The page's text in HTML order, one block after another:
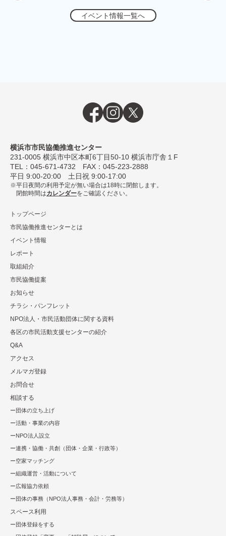
イベント情報一覧へ
横浜市市民協働推進センター
231-0005 横浜市中区本町6丁⽬50-10 横浜市庁舎１F
TEL： 045-671-4732 FAX：045-223-2888
平⽇ 9:00-20:00 ⼟⽇祝 9:00-17:00
平日夜間の利用予定が無い場合は18時に閉館します。
閉館時間はカレンダーをご確認ください。
トップページ
市民協働推進センターとは
イベント情報
レポート
取組紹介
市⺠協働提案
お知らせ
チラシ・パンフレット
NPO法⼈・市⺠活動団体に関する資料
各区の市⺠活動⽀援センターの紹介
Q&A
アクセス
メルマガ登録
お問合せ
相談する
団体の立ち上げ
活動・事業の内容
NPO法⼈設⽴
連携・協働・共創（団体・企業・⾏政等）
空家マッチング
組織運営・活動について
広報協⼒依頼
団体の事務（NPO法人事務・会計・労務等）
スペース利用
団体登録をする